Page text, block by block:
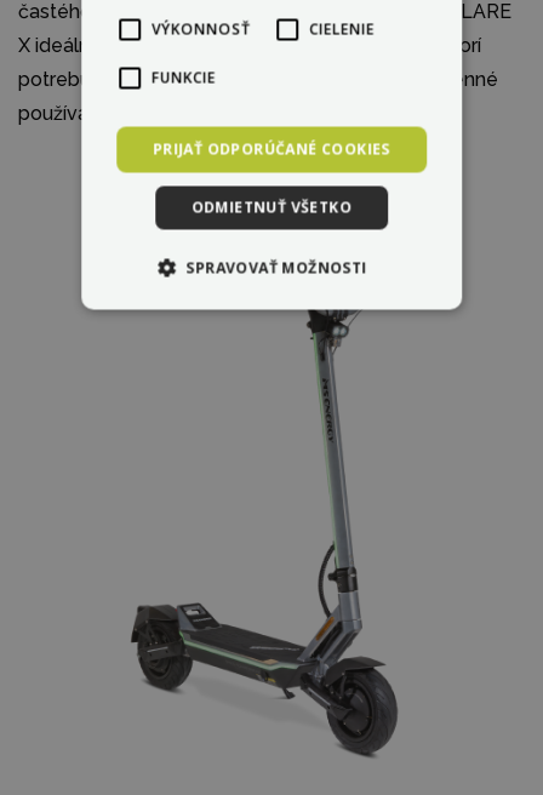
častého dobíjania. Vďaka týmto parametrom je FLARE
X ideálnym dopravným prostriedkom pre tých, ktorí
potrebujú spoľahlivý a výkonný stroj pre každodenné
používanie.
VÝKONNOSŤ CIELENIE
FUNKCIE
PRIJAŤ ODPORÚČANÉ COOKIES
ODMIETNUŤ VŠETKO
SPRAVOVAŤ MOŽNOSTI